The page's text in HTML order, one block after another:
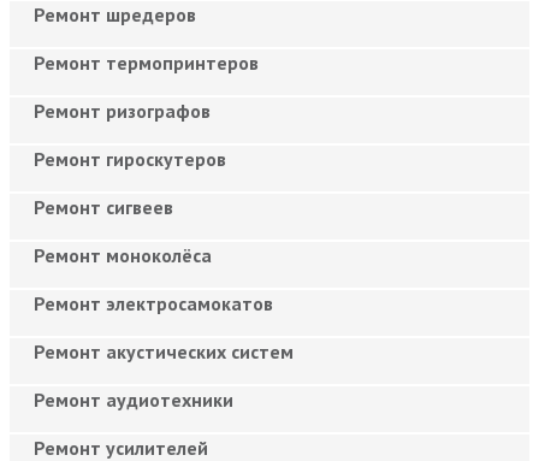
Ремонт шредеров
Ремонт термопринтеров
Ремонт ризографов
Ремонт гироскутеров
Ремонт сигвеев
Ремонт моноколёса
Ремонт электросамокатов
Ремонт акустических систем
Ремонт аудиотехники
Ремонт усилителей